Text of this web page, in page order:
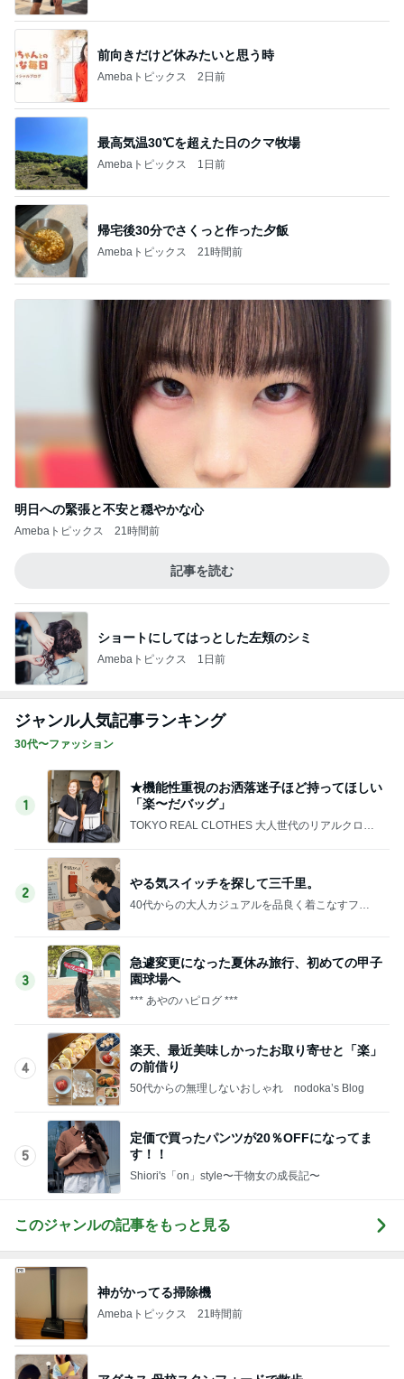
前向きだけど休みたいと思う時
Amebaトピックス 2日前
最高気温30℃を超えた日のクマ牧場
Amebaトピックス 1日前
帰宅後30分でさくっと作った夕飯
Amebaトピックス 21時間前
明日への緊張と不安と穏やかな心
Amebaトピックス 21時間前
記事を読む
ショートにしてはっとした左頬のシミ
Amebaトピックス 1日前
ジャンル人気記事ランキング
30代〜ファッション
1
★機能性重視のお洒落迷子ほど持ってほしい
「楽〜だバッグ」
TOKYO REAL CLOTHES 大人世代のリアルクロー
2
やる気スイッチを探して三千里。
40代からの大人カジュアルを品良く着こなすファ
3
急遽変更になった夏休み旅行、初めての甲子
園球場へ
*** あやのハピログ ***
4
楽天、最近美味しかったお取り寄せと「楽」
の前借り
50代からの無理しないおしゃれ nodoka’s Blog
5
定価で買ったパンツが20％OFFになってま
す！！
Shiori's「on」style〜干物女の成長記〜
このジャンルの記事をもっと見る
神がかってる掃除機
Amebaトピックス 21時間前